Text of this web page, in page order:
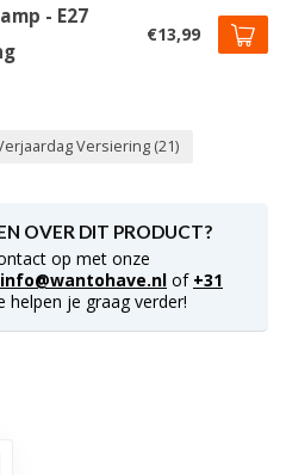
- E27
€13,99
Versiering (21)
OVER DIT PRODUCT?
op met onze
info@wantohave.nl of +31
helpen je graag verder!